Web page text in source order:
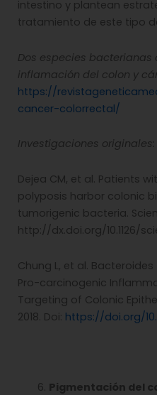
intestino y plantean
tratamiento de este tipo
Dos especies
inflamación del colon y
https://
cancer-colorrectal/
Investigaciones originales:
Dejea CM, et al. Patients
polyposis harbor colonic
tumorigenic bacteria.
http://dx.doi.org/10.1126/
Chung L, et al.
Pro-carcinogenic
Targeting of Colonic
2018. Doi: https://doi.org/
Pigmentación del